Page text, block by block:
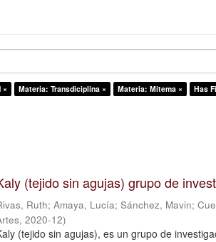
× Materia: Transdiciplina × Materia: Mitema × Has
(tejido sin agujas) grupo de
Ruth;Amaya, Lucía;Sánchez, Mavin;
,2020-12)
(tejido sin agujas), es un grupo de